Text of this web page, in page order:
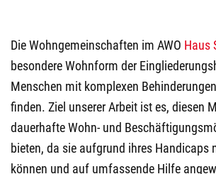
Die Wohngemeinschaften im AWO Haus
besondere Wohnform der
Menschen mit komplexen
finden. Ziel unserer Arbeit ist es, diesen
dauerhafte Wohn- und
bieten, da sie aufgrund ihres Handicaps
können und auf umfassende Hilfe